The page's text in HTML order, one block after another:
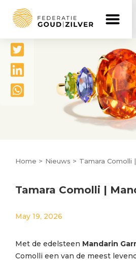
Delen




Home > Nieuws > Tamara Comolli
Tamara Comolli |
May 19, 2026
Met de edelsteen Mandarin
Comolli een van de meest